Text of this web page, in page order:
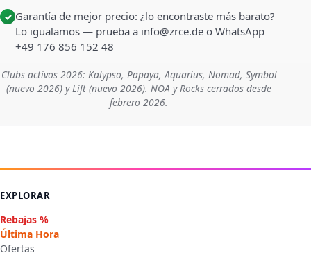
✓ Garantía de mejor precio: ¿lo encontraste más barato?
Lo igualamos — prueba a info@zrce.de o WhatsApp
+49 176 856 152 48
Clubs activos 2026: Kalypso, Papaya, Aquarius, Nomad, Symbol
(nuevo 2026) y Lift (nuevo 2026). NOA y Rocks cerrados desde
febrero 2026.
EXPLORAR
Rebajas %
Última Hora
Ofertas